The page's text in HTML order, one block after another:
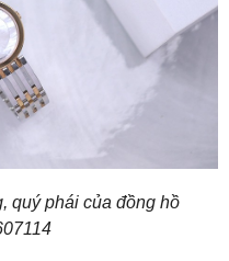
quý phái của đồng hồ